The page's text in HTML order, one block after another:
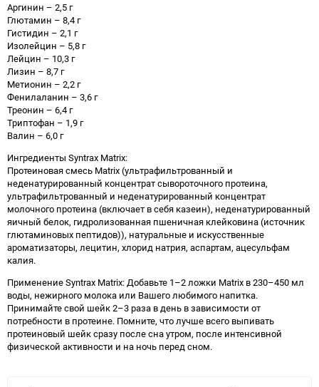
Аргинин – 2,5 г
Глютамин – 8,4 г
Гистидин – 2,1 г
Изолейцин – 5,8 г
Лейцин – 10,3 г
Лизин – 8,7 г
Метионин – 2,2 г
Фенилаланин – 3,6 г
Треонин – 6,4 г
Триптофан – 1,9 г
Валин – 6,0 г
Ингредиенты Syntrax Matrix:
Протеиновая смесь Matrix (ультрафильтрованный и
неденатурированный концентрат сывороточного протеина,
ультрафильтрованный и неденатурированный концентрат
молочного протеина (включает в себя казеин), неденатурированный
яичный белок, гидролизованная пшеничная клейковина (источник
глютаминовых пептидов)), натуральные и искусственные
ароматизаторы, лецитин, хлорид натрия, аспартам, ацесульфам
калия.
Применение Syntrax Matrix: Добавьте 1–2 ложки Matrix в 230–450 мл
воды, нежирного молока или Вашего любимого напитка.
Принимайте свой шейк 2–3 раза в день в зависимости от
потребности в протеине. Помните, что лучше всего выпивать
протеиновый шейк сразу после сна утром, после интенсивной
физической активности и на ночь перед сном.